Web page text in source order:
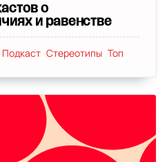
о
и равенстве
Подкаст Стереотипы Топ